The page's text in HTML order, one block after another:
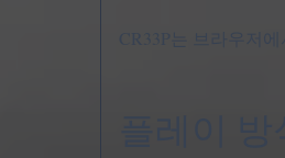
CR33P는 브라우저